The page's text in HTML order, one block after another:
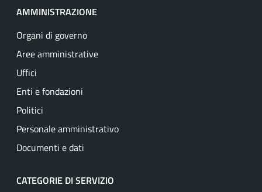
AMMINISTRAZIONE
Organi di governo
Aree amministrative
Uffici
Enti e fondazioni
Politici
Personale amministrativo
Documenti e dati
CATEGORIE DI SERVIZIO